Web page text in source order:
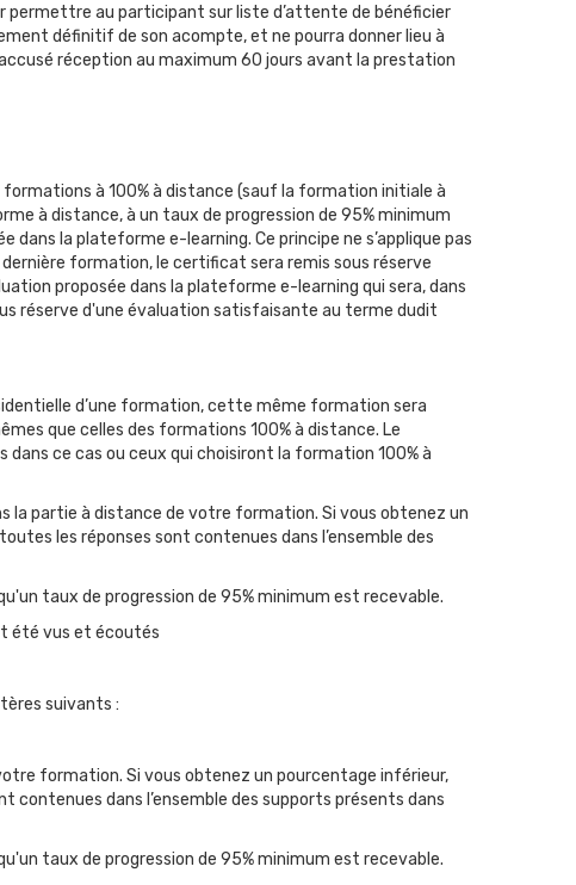
permettre au participant sur liste d’attente de bénéficier
définitif de son acompte, et ne pourra donner lieu à
réception au maximum 60 jours avant la prestation
à 100% à distance (sauf la formation initiale à
à distance, à un taux de progression de 95% minimum
dans la plateforme e-learning. Ce principe ne s’applique pas
formation, le certificat sera remis sous réserve
proposée dans la plateforme e-learning qui sera, dans
réserve d'une évaluation satisfaisante au terme dudit
d’une formation, cette même formation sera
que celles des formations 100% à distance. Le
ce cas ou ceux qui choisiront la formation 100% à
la partie à distance de votre formation. Si vous obtenez un
les réponses sont contenues dans l’ensemble des
taux de progression de 95% minimum est recevable.
été vus et écoutés
suivants :
formation. Si vous obtenez un pourcentage inférieur,
dans l’ensemble des supports présents dans
taux de progression de 95% minimum est recevable.